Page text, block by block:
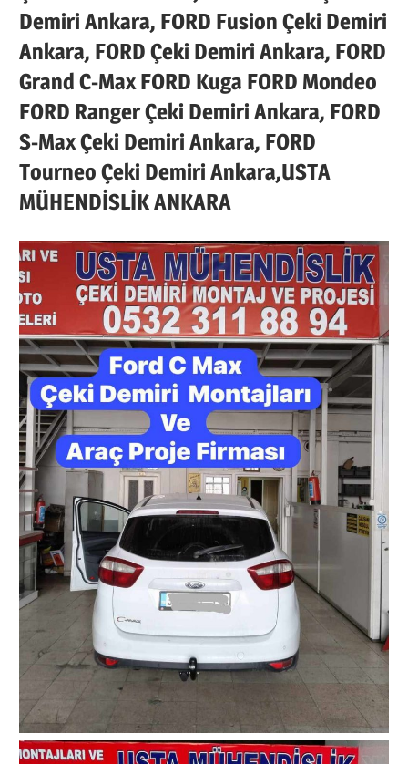
Demiri Ankara, FORD Fusion Çeki Demiri
Ankara, FORD Çeki Demiri Ankara, FORD
Grand C-Max FORD Kuga FORD Mondeo
FORD Ranger Çeki Demiri Ankara, FORD
S-Max Çeki Demiri Ankara, FORD
Tourneo Çeki Demiri Ankara,USTA
MÜHENDİSLİK ANKARA